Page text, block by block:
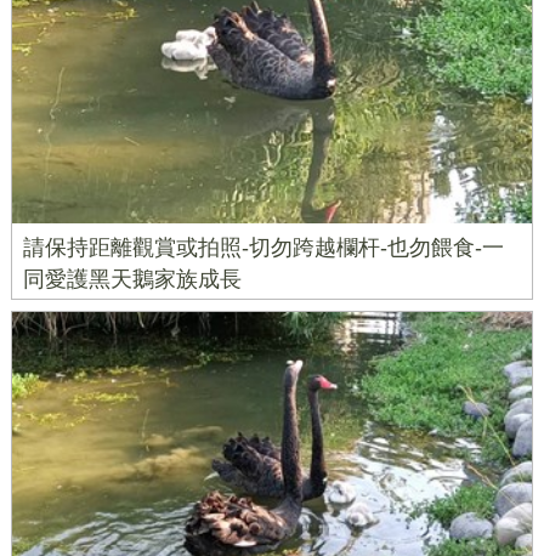
請保持距離觀賞或拍照-切勿跨越欄杆-也勿餵食-一
同愛護黑天鵝家族成長